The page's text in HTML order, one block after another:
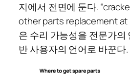
지에서 전면에 둔다.
other parts replacement at
은 수리 가능성을 전문가의
반 사용자의 언어로 바꾼다.